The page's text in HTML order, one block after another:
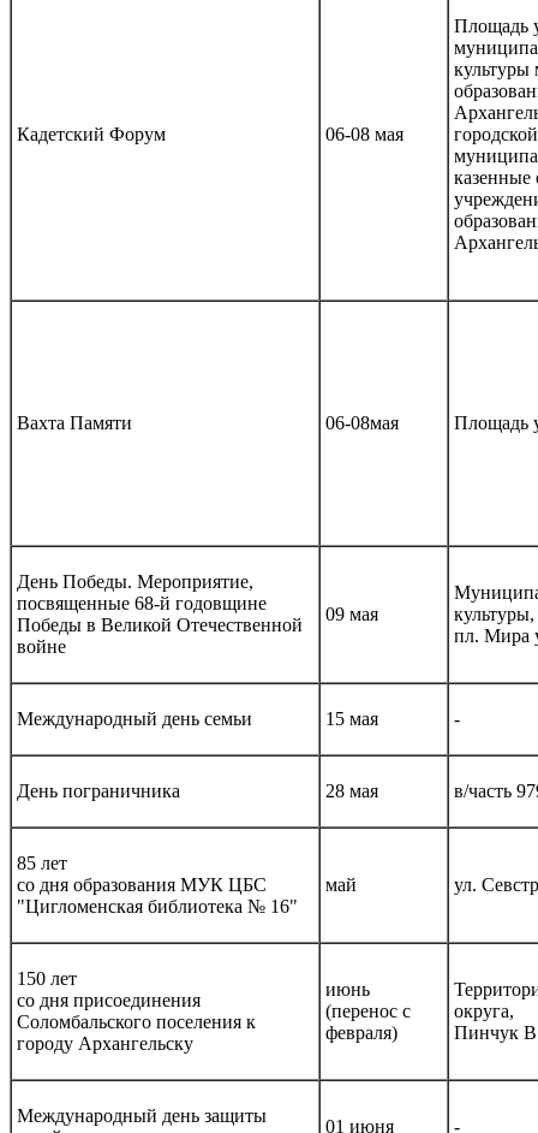
Кадетский Форум 06-08 мая
Площадь
культуры
казенные
Вахта Памяти 06-08мая Площадь
День Победы. Мероприятие,
посвященные 68-й годовщине
Победы в Великой Отечественной
войне
09 мая
культуры,
пл. Мира
Международный день семьи 15 мая -
День пограничника 28 мая в/часть
85 лет
со дня образования МУК ЦБС
"Цигломенская библиотека № 16"
май ул.
150 лет
со дня присоединения
Соломбальского поселения к
городу Архангельску
июнь
(перенос с
февраля)
округа,
Пинчук
Международный день защиты
01 июня -